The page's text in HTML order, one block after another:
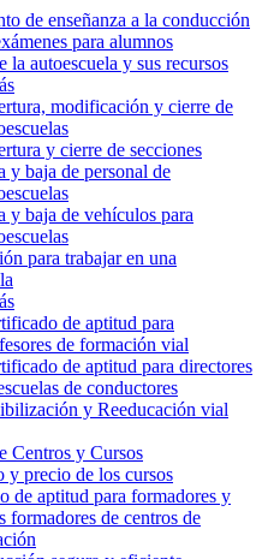
de enseñanza a la conducción
para alumnos
la autoescuela y sus recursos
modificación y cierre de
y cierre de secciones
y baja de personal de
y baja de vehículos para
para trabajar en una
de aptitud para
de formación vial
de aptitud para directores
de conductores
y Reeducación vial
Centros y Cursos
y precio de los cursos
de aptitud para formadores y
formadores de centros de